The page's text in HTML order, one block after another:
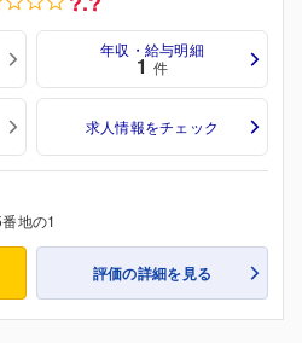
年収・給与明細
1 件
求人情報をチェック
地の1
評価の詳細を見る